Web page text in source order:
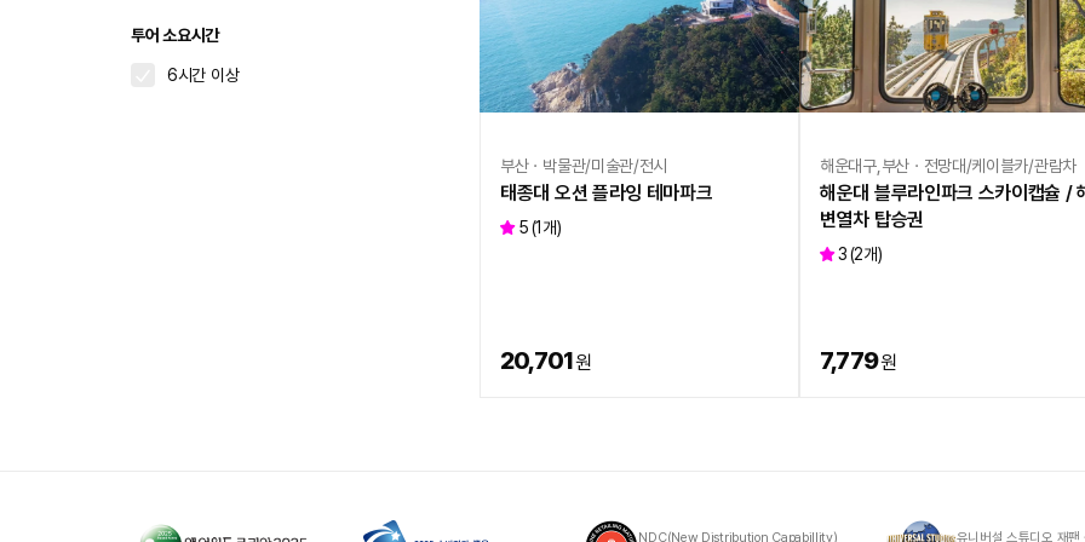
투어 소요시간
6시간 이상
부산ㆍ박물관/미술관/전시
태종대 오션 플라잉 테마파크
5(1 개)
20,701원
해운대구,부산ㆍ전망대/케이블카/관람차
해운대 블루라인파크 스카이캡슐 /
변열차 탑승권
3(2개)
7,779원